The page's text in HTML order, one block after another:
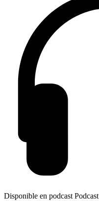
Disponible en podcast Podcast